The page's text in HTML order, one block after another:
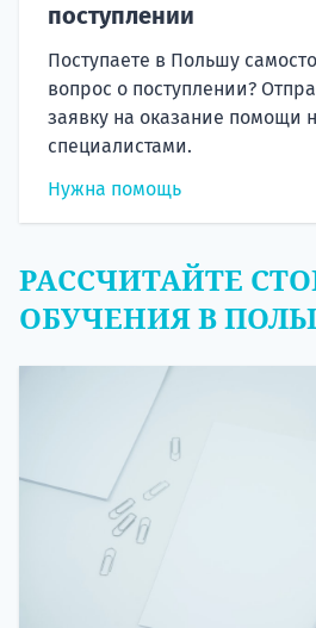
поступлении
Поступаете в Польшу
вопрос о поступлении?
заявку на оказание помощи
специалистами.
Нужна помощь
РАССЧИТАЙТЕ
ОБУЧЕНИЯ В